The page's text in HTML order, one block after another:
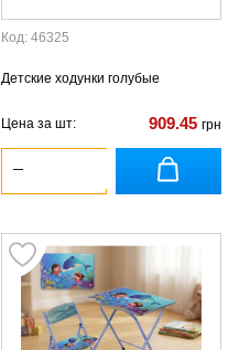
Код: 46325
Детские ходунки голубые
Цена за шт: 909.45 грн